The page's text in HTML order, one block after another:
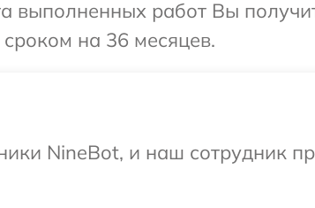
выполненных работ Вы
на 36 месяцев.
NineBot, и наш сотрудник